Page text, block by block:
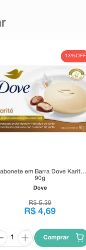
13%OFF
em Barra Dove Karité
90g
Dove
R$ 5,39
R$ 4,69
Comprar